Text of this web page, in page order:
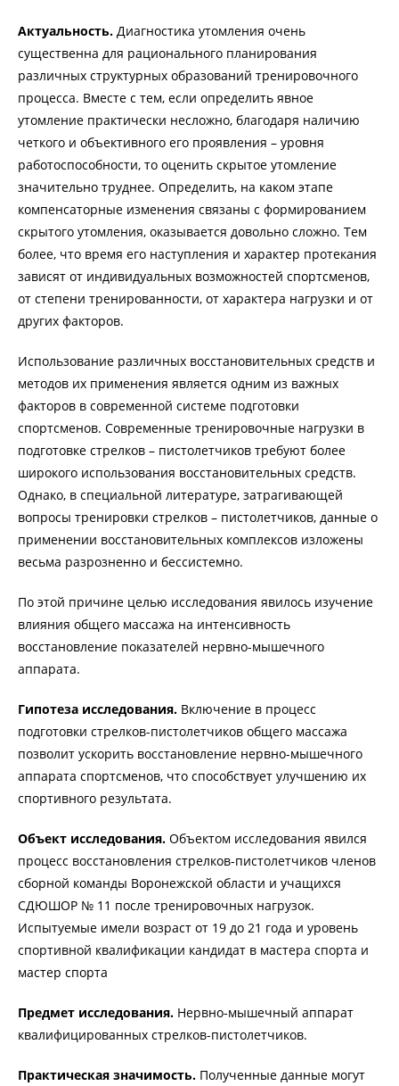
Актуальность. Диагностика утомления очень
существенна для рационального планирования
различных структурных образований тренировочного
процесса. Вместе с тем, если определить явное
утомление практически несложно, благодаря наличию
четкого и объективного его проявления – уровня
работоспособности, то оценить скрытое утомление
значительно труднее. Определить, на каком этапе
компенсаторные изменения связаны с формированием
скрытого утомления, оказывается довольно сложно. Тем
более, что время его наступления и характер протекания
зависят от индивидуальных возможностей спортсменов,
от степени тренированности, от характера нагрузки и от
других факторов.
Использование различных восстановительных средств и
методов их применения является одним из важных
факторов в современной системе подготовки
спортсменов. Современные тренировочные нагрузки в
подготовке стрелков – пистолетчиков требуют более
широкого использования восстановительных средств.
Однако, в специальной литературе, затрагивающей
вопросы тренировки стрелков – пистолетчиков, данные о
применении восстановительных комплексов изложены
весьма разрозненно и бессистемно.
По этой причине целью исследования явилось изучение
влияния общего массажа на интенсивность
восстановление показателей нервно-мышечного
аппарата.
Гипотеза исследования. Включение в процесс
подготовки стрелков-пистолетчиков общего массажа
позволит ускорить восстановление нервно-мышечного
аппарата спортсменов, что способствует улучшению их
спортивного результата.
Объект исследования. Объектом исследования явился
процесс восстановления стрелков-пистолетчиков членов
сборной команды Воронежской области и учащихся
СДЮШОР № 11 после тренировочных нагрузок.
Испытуемые имели возраст от 19 до 21 года и уровень
спортивной квалификации кандидат в мастера спорта и
мастер спорта
Предмет исследования. Нервно-мышечный аппарат
квалифицированных стрелков-пистолетчиков.
Практическая значимость. Полученные данные могут